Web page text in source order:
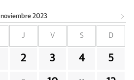
noviembre 2023
J V S D
2 3 4 5